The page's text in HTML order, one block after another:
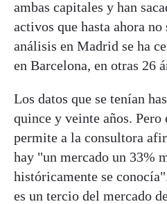
ambas capitales y han
activos que hasta ahora
análisis en Madrid se ha
en Barcelona, en otras 26
Los datos que se tenían
quince y veinte años.
permite a la consultora
hay "un mercado un 33%
históricamente se
es un tercio del mercado